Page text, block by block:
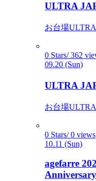
ULTRA
お台場
0 Stars/ 362
09.20 (Sun)
ULTRA
お台場
0 Stars/ 0 views
10.11 (Sun)
agefarre